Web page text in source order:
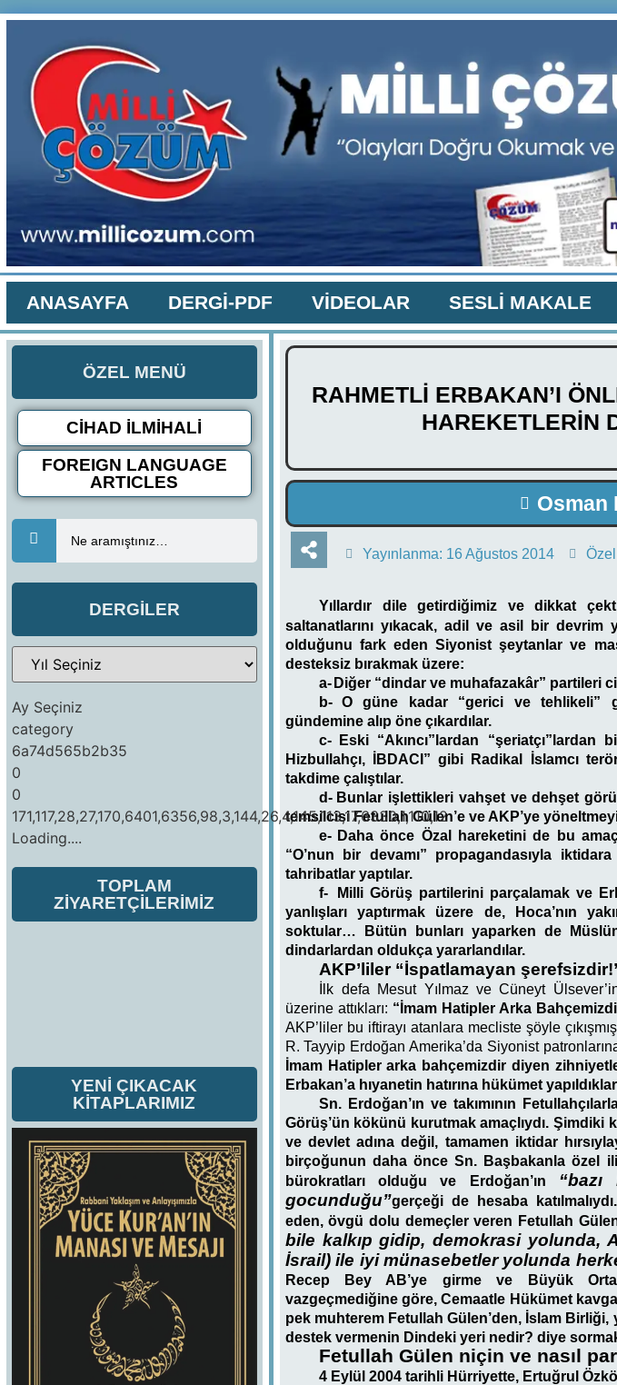
ANASAYFA DERGİ-PDF VİDEOLAR SESLİ MAKALE
ÖZEL MENÜ
CİHAD İLMİHALİ
FOREIGN LANGUAGE
ARTICLES
Ne aramıştınız…
DERGİLER
Ay Seçiniz
category
6a74d565b2b35
0
0
171,117,28,27,170,6401,6356,98,3,144,26,4,145,113,17,6330,1,110,12
Loading....
TOPLAM
ZİYARETÇİLERİMİZ
YENİ ÇIKACAK
KİTAPLARIMIZ
RAHMETLİ ERBAKAN’I
HAREKETLERİN
Osman
Yayınlanma: 16 Ağustos 2014 Özel
Yıllardır dile getirdiğimiz ve dikkat
saltanatlarını yıkacak, adil ve asil bir
olduğunu fark eden Siyonist şeytanlar ve
desteksiz bırakmak üzere:
a- Diğer “dindar ve muhafazakâr” partileri
b- O güne kadar “gerici ve tehlikeli”
gündemine alıp öne çıkardılar.
c-
Eski “Akıncı”lardan
Hizbullahçı, İBDACI” gibi Radikal İslamcı
takdime çalıştılar.
d- Bunlar işlettikleri vahşet ve dehşet
temsilcisi Fetullah Gülen’e ve AKP’ye
e- Daha önce Özal hareketini de bu
“O’nun bir devamı” propagandasıyla
tahribatlar yaptılar.
f-
Milli Görüş partilerini parçalamak ve
yanlışları yaptırmak üzere de, Hoca’nın
soktular… Bütün bunları yaparken de
dindarlardan oldukça yararlandılar.
AKP’liler “İspatlamayan
İlk defa Mesut Yılmaz ve Cüneyt
üzerine attıkları: “İmam Hatipler Arka
AKP’liler bu iftirayı atanlara mecliste şöyle
R. Tayyip Erdoğan Amerika’da Siyonist
İmam Hatipler arka bahçemizdir diyen zihniyetle
Erbakan’a hıyanetin hatırına hükümet
Sn. Erdoğan’ın ve takımının
Görüş’ün kökünü kurutmak amaçlıydı. Şimdiki
ve devlet adına değil, tamamen iktidar
birçoğunun daha önce Sn. Başbakanla özel
bürokratları olduğu ve Erdoğan’ın “bazı
gocunduğu”gerçeği de hesaba
eden, övgü dolu demeçler veren Fetullah
bile kalkıp gidip, demokrasi yolunda,
İsrail) ile iyi münasebetler yolunda
Recep Bey AB’ye girme ve Büyük
vazgeçmediğine göre, Cemaatle Hükümet
pek muhterem Fetullah Gülen’den, İslam Birliği,
destek vermenin Dindeki yeri nedir? diye sormak
Fetullah Gülen niçin ve nasıl
4 Eylül 2004 tarihli Hürriyette, Ertuğrul